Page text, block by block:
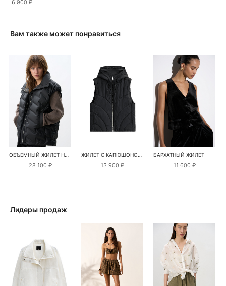
6 900 ₽
Вам также может понравиться
ОБЪЕМНЫЙ ЖИЛЕТ НА ПУХУ
28 100 ₽
ЖИЛЕТ С КАПЮШОНОМ НА СИНТЕПОНЕ
13 900 ₽
БАРХАТНЫЙ ЖИЛЕТ
11 600 ₽
Лидеры продаж